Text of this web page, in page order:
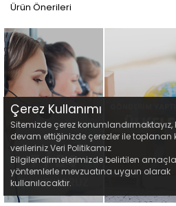
Ürün Önerileri
Çerez Kullanımı
Sitemizde çerez
devam ettiğinizde çerezler ile toplanan
verileriniz Veri Politikamız
Bilgilendirmelerimizde belirtilen
yöntemlerle mevzuatına uygun olarak
kullanılacaktır.